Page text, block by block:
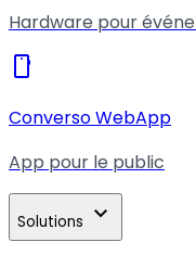
Hardware pour
smartphone
Converso WebApp
App pour le public
Solutions expand_more